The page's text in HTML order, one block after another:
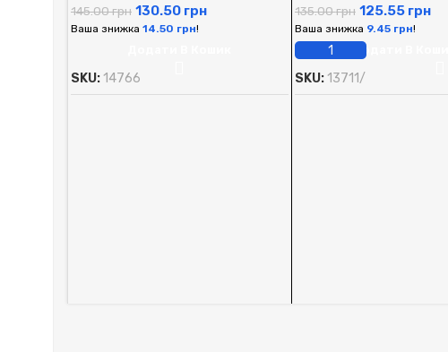
145.00грн 130.50 грн
Ваша знижка 14.50 грн!
SKU: 14766
135.00грн 125.55 грн
Ваша знижка 9.45 грн!
SKU: 13711/